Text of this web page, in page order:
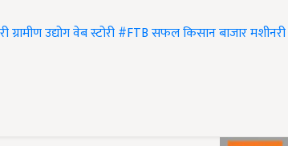
ग्रामीण उद्योगवेब स्टोरी#FTBसफल किसानबाजारमशीनरी